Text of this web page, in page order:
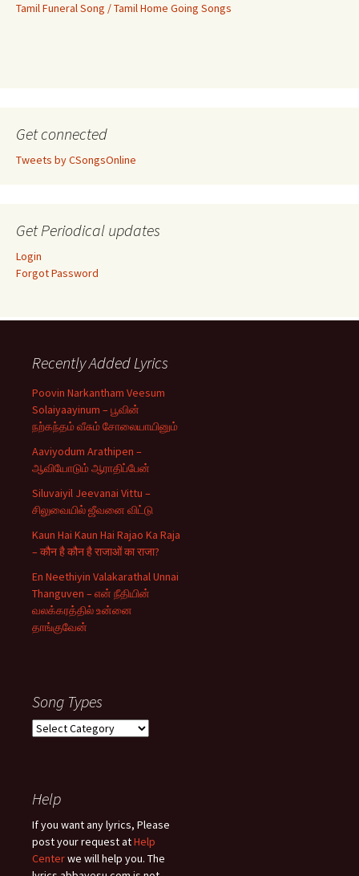
Tamil Funeral Song / Tamil Home Going Songs
Get connected
Tweets by CSongsOnline
Get Periodical updates
Login
Forgot Password
Recently Added Lyrics
Poovin Narkantham Veesum
Solaiyaayinum – பூவின்
நற்கந்தம் வீசும் சோலையாயினும்
Aaviyodum Arathipen –
ஆவியோடும் ஆராதிப்பேன்
Siluvaiyil Jeevanai Vittu –
சிலுவையில் ஜீவனை விட்டு
Kaun Hai Kaun Hai Rajao Ka Raja
– कौन है कौन है राजाओं का राजा?
En Neethiyin Valakarathal Unnai
Thanguven – என் நீதியின்
வலக்கரத்தில் உன்னை
தாங்குவேன்
Song Types
Song
Help
If you want any lyrics, Please
post your request atHelp
Centerwe will help you. The